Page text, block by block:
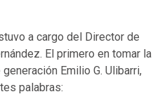
a cargo del Director de
El primero en tomar la
Emilio G. Ulibarri,
palabras: